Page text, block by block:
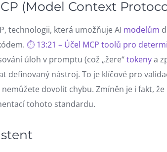
(Model Context
technologii, která umožňuje AI modelům
13:21 – Účel MCP toolů pro
úloh v promptu (což „žere“tokenya
definovaný nástroj. To je klíčové pro
dovolit chybu. Zmíněn je i fakt,
tohoto standardu.